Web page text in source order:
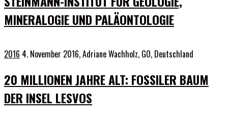
MINERALOGIE UND PALÄONTOLOGIE
2016 4. November 2016,Adriane Wachholz, GO, Deutschland
20 MILLIONEN JAHRE ALT: FOSSILER BAUM
DER INSEL LESVOS